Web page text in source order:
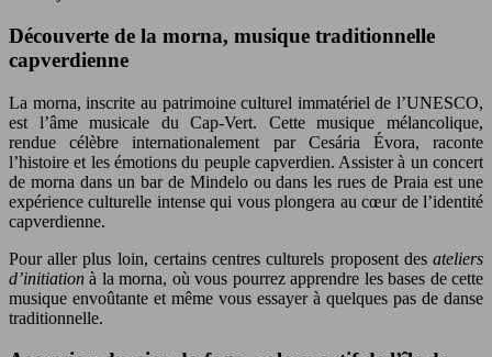
Découverte de la morna, musique traditionnelle
capverdienne
La morna, inscrite au patrimoine culturel immatériel de l’UNESCO,
est l’âme musicale du Cap-Vert. Cette musique mélancolique,
rendue célèbre internationalement par Cesária Évora, raconte
l’histoire et les émotions du peuple capverdien. Assister à un concert
de morna dans un bar de Mindelo ou dans les rues de Praia est une
expérience culturelle intense qui vous plongera au cœur de l’identité
capverdienne.
Pour aller plus loin, certains centres culturels proposent des ateliers
d’initiationà la morna, où vous pourrez apprendre les bases de cette
musique envoûtante et même vous essayer à quelques pas de danse
traditionnelle.